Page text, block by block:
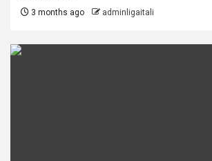
3 months ago adminligaitali